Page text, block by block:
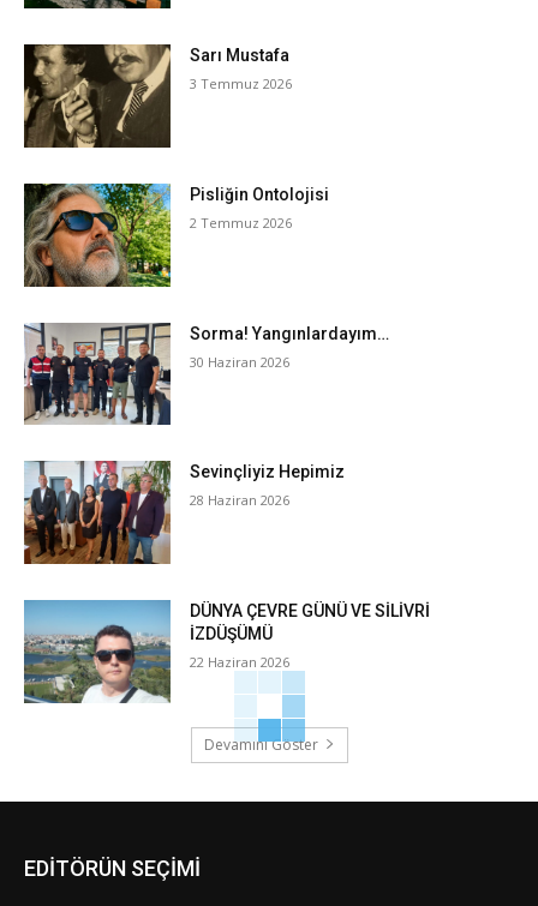
Sarı Mustafa
3 Temmuz 2026
Pisliğin Ontolojisi
2 Temmuz 2026
Sorma! Yangınlardayım…
30 Haziran 2026
Sevinçliyiz Hepimiz
28 Haziran 2026
DÜNYA ÇEVRE GÜNÜ VE SİLİVRİ
İZDÜŞÜMÜ
22 Haziran 2026
Devamını Göster
EDİTÖRÜN SEÇİMİ